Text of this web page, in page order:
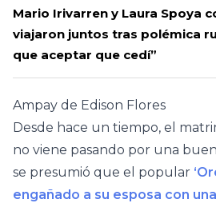
Mario Irivarren y Laura Spoya
viajaron juntos tras polémica
que aceptar que cedí”
Ampay de Edison Flores
Desde hace un tiempo, el
no viene pasando por una
se presumió que el popular
engañado a su esposa con